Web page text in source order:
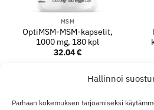
Hallinnoi
Parhaan kokemuksen tarjoamiseksi
MSM
OptiMSM-MSM-kapselit,
1000 mg, 180 kpl
32.04€